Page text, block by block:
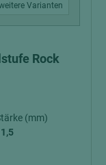
Varianten
Rock
(mm)